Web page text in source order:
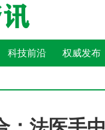
科技前沿 权威发布